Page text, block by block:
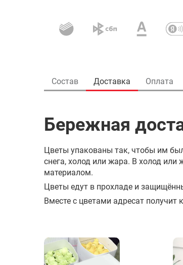
Состав Доставка Оплата
Бережная
Цветы упакованы так, чтобы им
снега, холод или жара. В холод
материалом.
Цветы едут в прохладе и
Вместе с цветами адресат получит